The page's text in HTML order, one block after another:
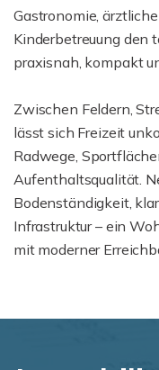
Gastronomie,
Kinderbetreuung den
praxisnah, kompakt
Zwischen Feldern,
lässt sich Freizeit
Radwege,
Aufenthaltsqualität.
Bodenständigkeit,
Infrastruktur – ein
mit moderner